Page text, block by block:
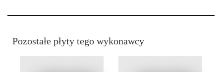
Pozostałe płyty tego wykonawcy